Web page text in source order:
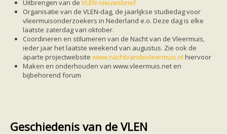
Weetjes
Meer weten
Links
Boeken en tijdschriften
geluiden van vleermuizen
Achtergrond informatie
Nieuwsberichten
Informatiefolders
Nederland
Overige publicaties
Uitbrengen van de VLEN-nieuwsbrief
Organisatie van de VLEN-dag, de jaarlijkse studiedag voor
vleermuisonderzoekers in Nederland e.o. Deze dag is elke
laatste zaterdag van oktober.
Coordineren en stilumeren van de Nacht van de Vleermuis,
ieder jaar het laatste weekend van augustus. Zie ook de
aparte projectwebsite www.nachtvandevleermuis.nl hiervoor
Maken en onderhouden van www.vleermuis.net en
bijbehorend forum
Geschiedenis van de VLEN